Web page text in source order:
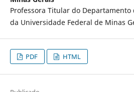
Professora Titular do Departamento
da Universidade Federal de Minas
PDF HTML